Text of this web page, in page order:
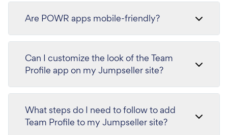
Are POWR apps mobile-friendly?
Can I customize the look of the Team
Profile app on my Jumpseller site?
What steps do I need to follow to add
Team Profile to my Jumpseller site?